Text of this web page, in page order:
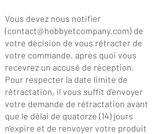
Vous devez nous notifier
(contact@hobbyetcompany.com) de
votre décision de vous rétracter de
votre commande, après quoi vous
recevrez un accusé de réception.
Pour respecter la date limite de
rétractation, il vous suffit d'envoyer
votre demande de rétractation avant
que le délai de quatorze (14) jours
n'expire et de renvoyer votre produit